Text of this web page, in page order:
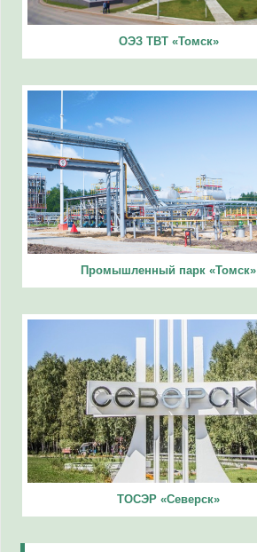
ОЭЗ ТВТ «Томск»
Промышленный парк «Томск»
ТОСЭР «Северск»